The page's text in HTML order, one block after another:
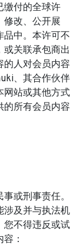
缴付的全球许
修改、公开展
品中。本许可不
关联承包商出
的人对会员内容
、其合作伙伴
网站或其他方式
的所有会员内容
或刑事责任。
涉及并与执法机
您不得违反或试
：